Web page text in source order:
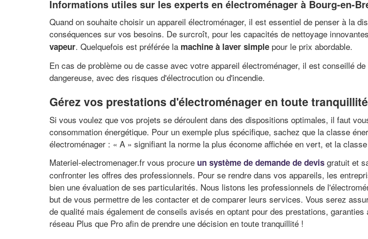
Informations utiles sur les experts en électroménager à Bourg-en-
Quand on souhaite choisir un appareil électroménager, il est essentiel de penser à la
conséquences sur vos besoins. De surcroît, pour les capacités de nettoyage
vapeur. Quelquefois est préférée la machine à laver simple pour le prix abordable.
En cas de problème ou de casse avec votre appareil électroménager, il est conseillé
dangereuse, avec des risques d'électrocution ou d'incendie.
Gérez vos prestations d'électroménager en toute
Si vous voulez que vos projets se déroulent dans des dispositions optimales, il faut
consommation énergétique. Pour un exemple plus spécifique, sachez que la classe
électroménager : « A » signifiant la norme la plus économe affichée en vert, et la
Materiel-electromenager.fr vous procure un système de demande de devis gratuit et
confronter les offres des professionnels. Pour se rendre dans vos appareils, les
bien une évaluation de ses particularités. Nous listons les professionnels de
but de vous permettre de les contacter et de comparer leurs services. Vous serez
de qualité mais également de conseils avisés en optant pour des prestations,
réseau Plus que Pro afin de prendre une décision en toute tranquillité !